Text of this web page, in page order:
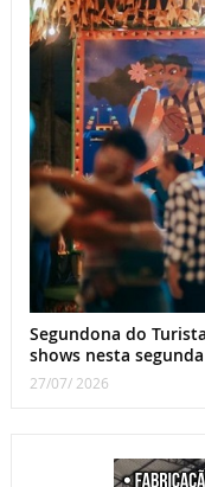
Segundona do
shows nesta segunda
27/07/ 2026